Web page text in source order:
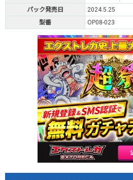
パック発売日
2024.5.25
型番
OP08-023